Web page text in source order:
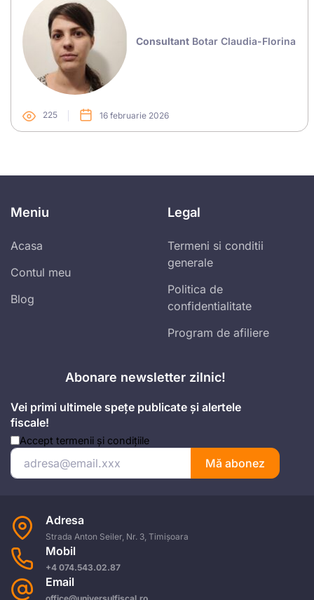
Consultant Botar Claudia-Florina
225 16 februarie 2026
Meniu
Acasa
Contul meu
Blog
Legal
Termeni si conditii
generale
Politica de
confidentialitate
Program de afiliere
Abonare newsletter zilnic!
Vei primi ultimele spețe publicate și alertele
fiscale!
Accept termenii și condițiile
Mă abonez
Adresa
Strada Anton Seiler, Nr. 3, Timișoara
Mobil
+4 074.543.02.87
Email